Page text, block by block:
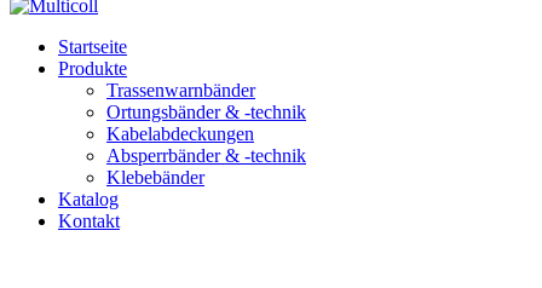
Startseite
Produkte
Trassenwarnbänder
Ortungsbänder & -technik
Kabelabdeckungen
Absperrbänder & -technik
Klebebänder
Katalog
Kontakt